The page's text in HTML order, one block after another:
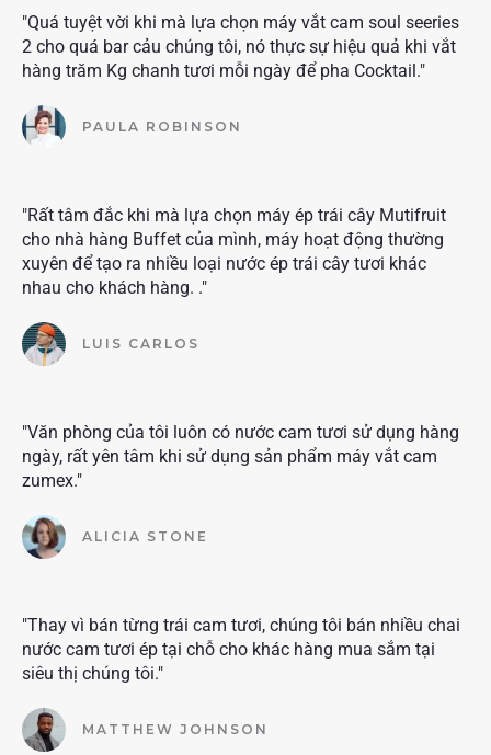
"Quá tuyệt vời khi mà lựa chọn máy vắt cam soul seeries
2 cho quá bar cảu chúng tôi, nó thực sự hiệu quả khi vắt
hàng trăm Kg chanh tươi mỗi ngày để pha Cocktail."
PAULA ROBINSON
"Rất tâm đắc khi mà lựa chọn máy ép trái cây Mutifruit
cho nhà hàng Buffet của mình, máy hoạt động thường
xuyên để tạo ra nhiều loại nước ép trái cây tươi khác
nhau cho khách hàng. ."
LUIS CARLOS
"Văn phòng của tôi luôn có nước cam tươi sử dụng hàng
ngày, rất yên tâm khi sử dụng sản phẩm máy vắt cam
zumex."
ALICIA STONE
"Thay vì bán từng trái cam tươi, chúng tôi bán nhiều chai
nước cam tươi ép tại chỗ cho khác hàng mua sắm tại
siêu thị chúng tôi."
MATTHEW JOHNSON